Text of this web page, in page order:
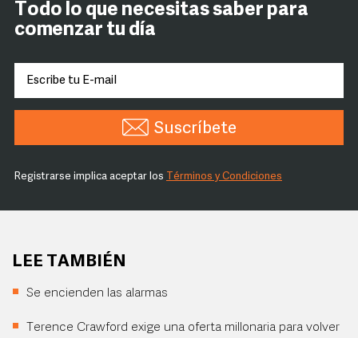
Todo lo que necesitas saber para
comenzar tu día
Suscríbete
Registrarse implica aceptar los Términos y Condiciones
LEE TAMBIÉN
Se encienden las alarmas
Terence Crawford exige una oferta millonaria para volver